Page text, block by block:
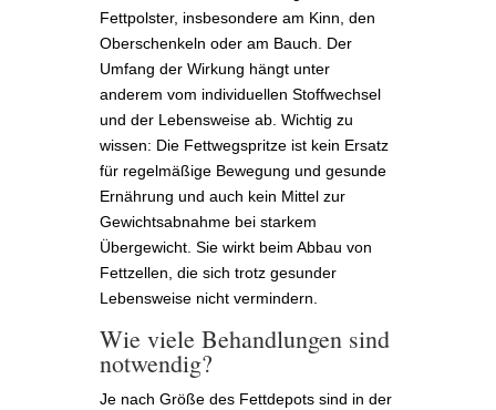
Fettpolster, insbesondere am Kinn, den
Oberschenkeln oder am Bauch. Der
Umfang der Wirkung hängt unter
anderem vom individuellen Stoffwechsel
und der Lebensweise ab. Wichtig zu
wissen: Die Fettwegspritze ist kein Ersatz
für regelmäßige Bewegung und gesunde
Ernährung und auch kein Mittel zur
Gewichtsabnahme bei starkem
Übergewicht. Sie wirkt beim Abbau von
Fettzellen, die sich trotz gesunder
Lebensweise nicht vermindern.
Wie viele Behandlungen sind
notwendig?
Je nach Größe des Fettdepots sind in der